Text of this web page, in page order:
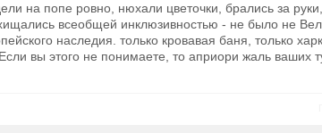
на попе ровно, нюхали цветочки, брались за
всеобщей инклюзивностью - не было не
наследия. только кровавая баня, только
вы этого не понимаете, то априори жаль ваших